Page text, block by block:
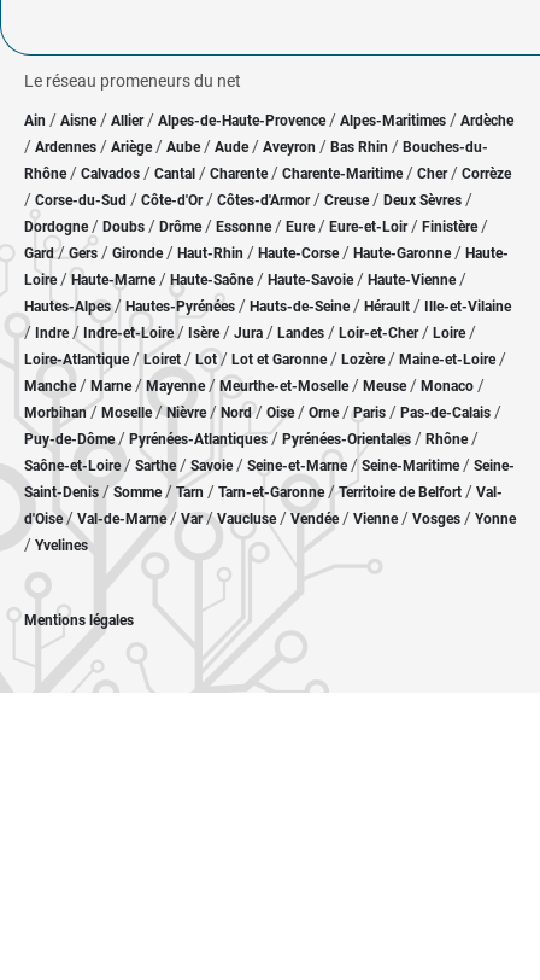
Le réseau promeneurs du net
Ain / Aisne/ Allier/ Alpes-de-Haute-Provence / Alpes-Maritimes / Ardèche
/ Ardennes / Ariège/ Aube/ Aude / Aveyron / Bas Rhin / Bouches-du-
Rhône/ Calvados / Cantal / Charente / Charente-Maritime/ Cher / Corrèze
/ Corse-du-Sud / Côte-d'Or / Côtes-d'Armor/ Creuse/ Deux Sèvres /
Dordogne/ Doubs / Drôme/ Essonne / Eure/ Eure-et-Loir / Finistère/
Gard/Gers / Gironde/ Haut-Rhin / Haute-Corse/ Haute-Garonne/ Haute-
Loire/Haute-Marne/ Haute-Saône/ Haute-Savoie/ Haute-Vienne/
Hautes-Alpes/ Hautes-Pyrénées / Hauts-de-Seine/ Hérault / Ille-et-Vilaine
/ Indre/ Indre-et-Loire/ Isère/ Jura / Landes / Loir-et-Cher/ Loire/
Loire-Atlantique/ Loiret / Lot/ Lot et Garonne/ Lozère / Maine-et-Loire/
Manche/ Marne/ Mayenne/ Meurthe-et-Moselle/ Meuse/ Monaco /
Morbihan/ Moselle/ Nièvre / Nord/ Oise / Orne/Paris / Pas-de-Calais /
Puy-de-Dôme/ Pyrénées-Atlantiques / Pyrénées-Orientales / Rhône/
Saône-et-Loire/ Sarthe/ Savoie/ Seine-et-Marne/ Seine-Maritime/ Seine-
Saint-Denis /Somme/ Tarn / Tarn-et-Garonne/Territoire de Belfort / Val-
d'Oise/ Val-de-Marne/Var/Vaucluse/ Vendée/ Vienne/ Vosges / Yonne
/ Yvelines
Mentions légales